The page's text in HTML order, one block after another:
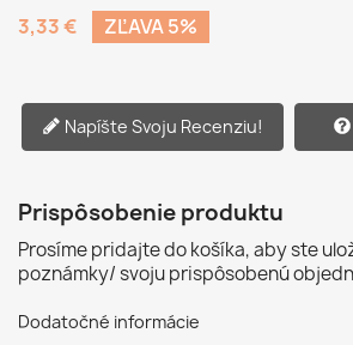
3,33 € ZĽAVA 5%
Napíšte Svoju Recenziu!
Prispôsobenie produktu
Prosíme pridajte do košíka, aby ste
poznámky/ svoju prispôsobenú
Dodatočné informácie